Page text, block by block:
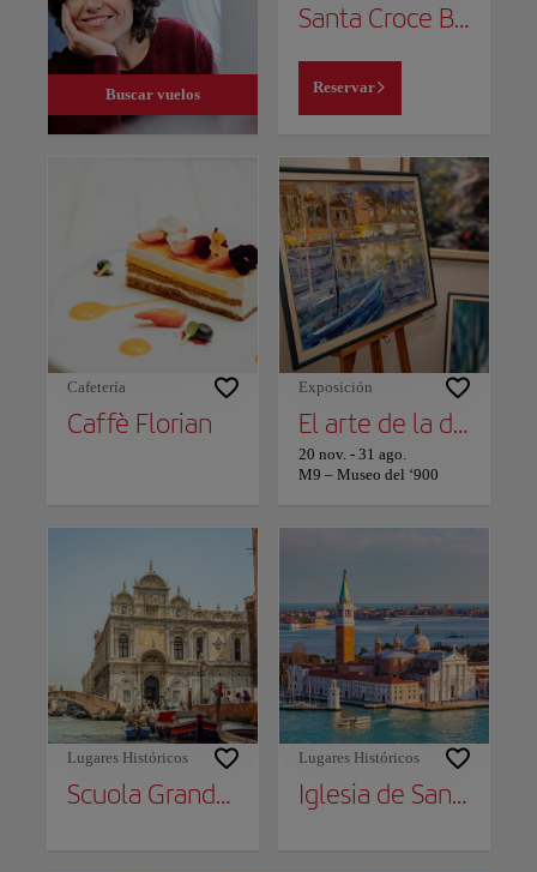
Buscar vuelos
Santa Croce Boutique Hotel
Reservar
Cafetería
Caffè Florian
Exposición
El arte de la democracia: M9 dedica una gran exposición a Sandro Pertini
20 nov. - 31 ago.
M9 – Museo del ‘900
Lugares Históricos
Scuola Grande di San Marco
Lugares Históricos
Iglesia de San Giorgio Maggiore